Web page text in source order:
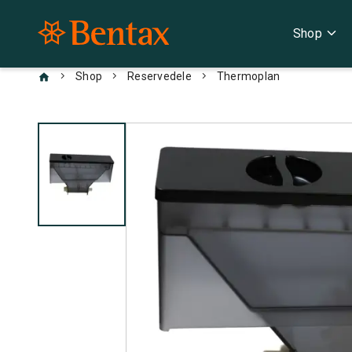
Shop expand_more
chevron_right Shop chevron_right Reservedele chevron_right Thermoplan